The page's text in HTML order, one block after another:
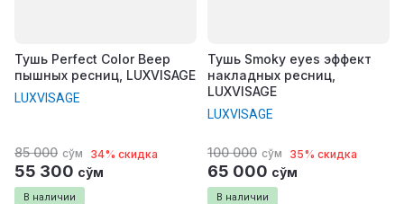
Тушь Perfect Color Веер
пышных ресниц, LUXVISAGE
LUXVISAGE
В наличии
85 000 сўм 34% скидка
55 300 сўм
Тушь Smoky eyes эффект
накладных ресниц,
LUXVISAGE
LUXVISAGE
В наличии
100 000 сўм 35% скидка
65 000 сўм